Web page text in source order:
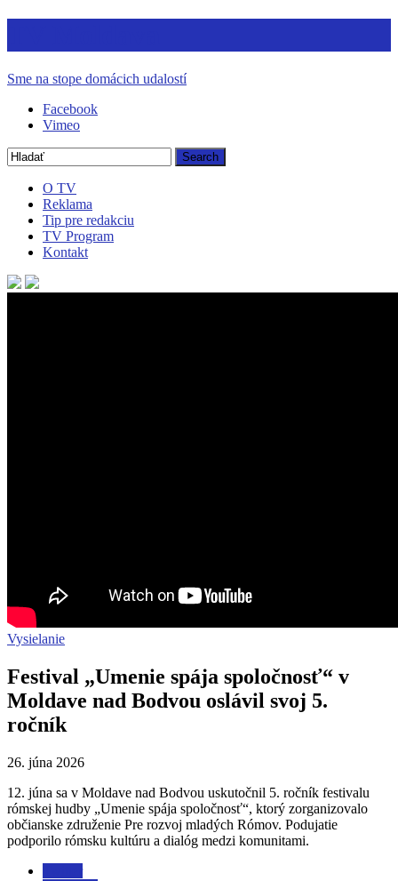
Sme na stope domácich udalostí
Facebook
Vimeo
O TV
Reklama
Tip pre redakciu
TV Program
Kontakt
Vysielanie
Festival „Umenie spája spoločnosť“ v
Moldave nad Bodvou oslávil svoj 5.
ročník
26. júna 2026
12. júna sa v Moldave nad Bodvou uskutočnil 5. ročník festivalu
rómskej hudby „Umenie spája spoločnosť“, ktorý zorganizovalo
občianske združenie Pre rozvoj mladých Rómov. Podujatie
podporilo rómsku kultúru a dialóg medzi komunitami.